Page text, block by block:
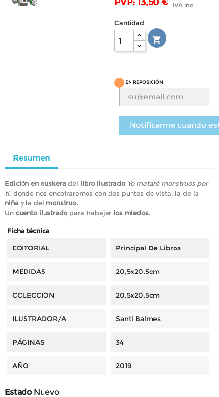
PVP: 13,50 € IVA inc
Cantidad

EN REPOSICIÓN
Notificarme cuando
Resumen
Edición en euskera del libro ilustrado Yo mataré monstruos por
ti, donde nos encotraremos con dos puntos de vista, la de la
niña y la del monstruo.
Un cuento ilustradopara trabajar los miedos.
Ficha técnica
EDITORIAL Principal De Libros
MEDIDAS 20,5x20,5cm
COLECCIÓN 20,5x20,5cm
ILUSTRADOR/A Santi Balmes
PÁGINAS 34
AÑO 2019
Estado Nuevo